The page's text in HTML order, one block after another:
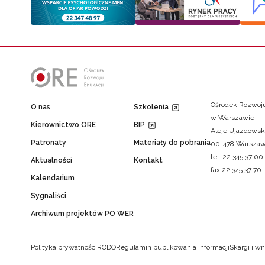
O nas
Kierownictwo ORE
Patronaty
Aktualności
Kalendarium
Sygnaliści
Archiwum projektów PO WER
Szkolenia
BIP
Materiały do pobrania
Kontakt
Ośrodek
w Warszawie
Aleje
00-478
tel. 22 345 37 00
fax 22 345 37 70
Polityka prywatnościRODORegulamin publikowania informacjiSkargi i